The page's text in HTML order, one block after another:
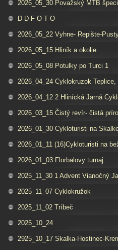
2026_05_30 Považský MTB
D D F O T O
2026_05_22 Vyhne- Repište-
2026_05_15 Hliník a okolie
2026_05_08 Potulky po Turci 1
2026_04_24 Cyklokruzok
2026_04_12 2 Hlinícká Jarná
2026_03_15 Čistý revír- čistá
2026_01_30 Cykloturisti na
2026_01_11 (16)Cykloturisti na
2026_01_03 Florbalovy turnaj
2025_11_30 1 Advent Vianočný
2025_11_07 Cyklokružok
2025_11_02 Tríbeč
2025_10_24
2925_10_17 Skalka-Hostinec-